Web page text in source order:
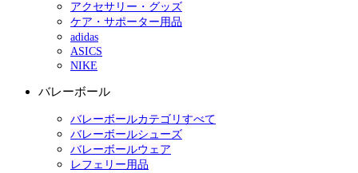
アクセサリー・グッズ
ケア・サポーター用品
adidas
ASICS
NIKE
バレーボール
バレーボールカテゴリすべて
バレーボールシューズ
バレーボールウェア
レフェリー用品